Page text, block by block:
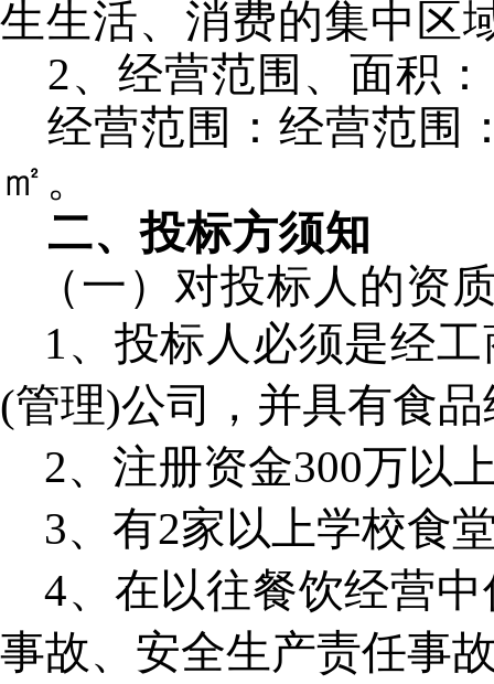
生生活、消费的集中区
2、经营范围、面积：
经营范围：经营范围
㎡。
二、投标方须知
（一）对投标人的资
1、投标人必须是经
(管理)公司，并具有食
2、注册资金300万以
3、有2家以上学校食
4、在以往餐饮经营
事故、安全生产责任事